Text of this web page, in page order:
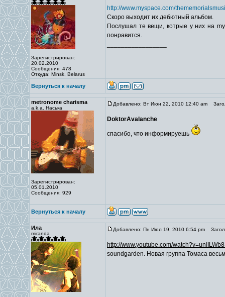
Зарегистрирован:
20.02.2010
Сообщения: 478
Откуда: Minsk, Belarus
http://www.myspace.com/
Скоро выходит их дебютный альбом.
Послушал те вещи, котрые у них на
понравится.
Вернуться к началу
metronome charisma
a.k.a. Наська
Зарегистрирован:
05.01.2010
Сообщения: 929
Добавлено: Вт Июн 22, 2010 12:40 am
DoktorAvalanche
спасибо, что информируешь
Вернуться к началу
Ила
miranda
Добавлено: Пн Июл 19, 2010 6:54 pm
http://www.youtube.com/
soundgarden. Новая группа Томаса